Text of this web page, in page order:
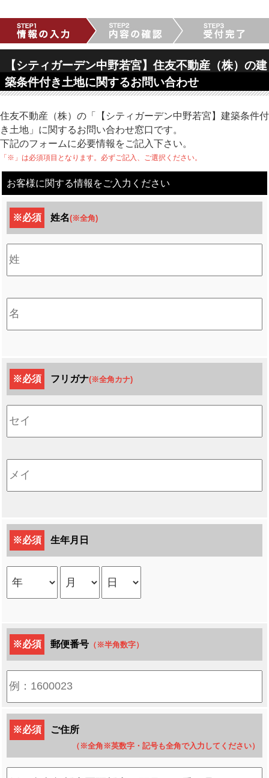
【シティガーデン中野若宮】住友不動産（株）の建
築条件付き土地に関するお問い合わせ
住友不動産（株）の「【シティガーデン中野若宮】建築条件付
き土地」に関するお問い合わせ窓口です。
下記のフォームに必要情報をご記入下さい。
「※」は必須項目となります。必ずご記入、ご選択ください。
お客様に関する情報をご入力ください
※必須 姓名(※全角)
※必須 フリガナ(※全角カナ)
※必須 生年月日
※必須 郵便番号（※半角数字）
※必須 ご住所
（※全角※英数字・記号も全角で入力してください）